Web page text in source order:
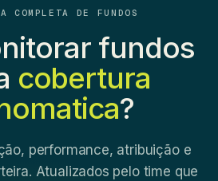
COMPLETA DE FUNDOS
fundos
cobertura
?
performance, atribuição e
Atualizados pelo time que